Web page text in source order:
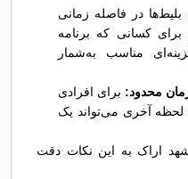
بلیط‌ها در فاصله زمانی
کسانی که برنامه
مناسب به‌شمار
محدود: برای افرادی
لحظه آخری می‌تواند یک
اراک به این نکات دقت